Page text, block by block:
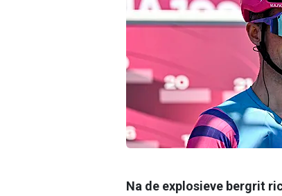
Na de explosieve bergrit